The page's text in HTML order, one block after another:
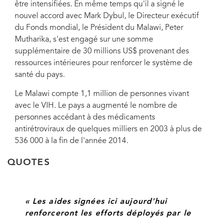
être intensifiées. En même temps qu'il a signé le
nouvel accord avec Mark Dybul, le Directeur exécutif
du Fonds mondial, le Président du Malawi, Peter
Mutharika, s'est engagé sur une somme
supplémentaire de 30 millions US$ provenant des
ressources intérieures pour renforcer le système de
santé du pays.
Le Malawi compte 1,1 million de personnes vivant
avec le VIH. Le pays a augmenté le nombre de
personnes accédant à des médicaments
antirétroviraux de quelques milliers en 2003 à plus de
536 000 à la fin de l'année 2014.
QUOTES
« Les aides signées ici aujourd'hui
renforceront les efforts déployés par le